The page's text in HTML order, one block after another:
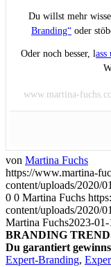
Du willst mehr
Branding“ oder
Oder noch besser, lass
www.martina-
von Martina Fuchs
https://www.martina-
content/uploads/2020/
0 0 Martina Fuchs
content/uploads/2020/
Martina Fuchs2023-
BRANDING
Du garantiert
Expert-Branding,